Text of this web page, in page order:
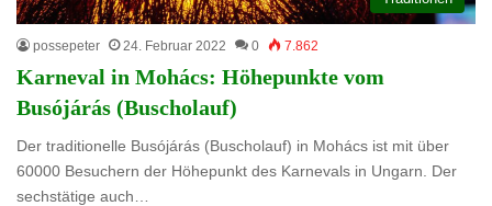
possepeter 24. Februar 2022 0 7.862
Karneval in Mohács: Höhepunkte vom
Busójárás (Buscholauf)
Der traditionelle Busójárás (Buscholauf) in Mohács ist mit über
60000 Besuchern der Höhepunkt des Karnevals in Ungarn. Der
sechstätige auch…